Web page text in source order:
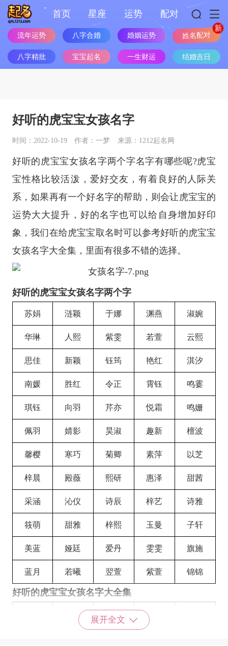
首页 星座 运势 配对
流年运势 八字合婚 婚姻运势 姓名配对
八字精批 宝宝起名 一生财运 结婚吉日
好听的虎宝宝女孩名字
时间：2022-10-19 作者：一梦 来源：1212起名网
好听的虎宝宝女孩名字两个字名字有哪些呢?虎宝
宝性格比较活泼，爱好交友，有着良好的人际关
系，如果再有一个好名字的帮助，则会让虎宝宝的
运势大大提升，好的名字也可以给自身增加好印
象，我们在给虎宝宝取名时可以参考好听的虎宝宝
女孩名字大全集，里面有很多不错的选择。
好听的虎宝宝女孩名字两个字
苏娟 涟颖 于娜 渊燕 淑婉
华琳 人熙 紫雯 若萱 云熙
思佳 新颖 钰筠 艳红 淇汐
南媛 胜红 令正 霄钰 鸣霎
琪钰 向羽 芹亦 悦霜 鸣姗
佩羽 婧影 昊淑 趣新 檀波
馨樱 寒巧 菊卿 素萍 以芝
梓晨 殿薇 熙研 惠泽 甜茜
采涵 沁仪 诗辰 梓艺 诗雅
筱萌 甜雅 梓熙 玉曼 子轩
美蓝 娅廷 爱丹 雯雯 旗施
蓝月 若曦 翌萱 紫萱 锦锦
好听的虎宝宝女孩名字大全集
徐霜 童寻 林娜
展开全文